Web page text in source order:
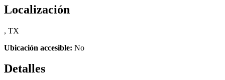
Localización
, TX
Ubicación accesible: No
Detalles